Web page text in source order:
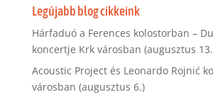
Legújabb blog cikkeink
Hárfaduó a Ferences kolostorban –
koncertje Krk városban (augusztus
Acoustic Project és Leonardo Rojnić
városban (augusztus 6.)